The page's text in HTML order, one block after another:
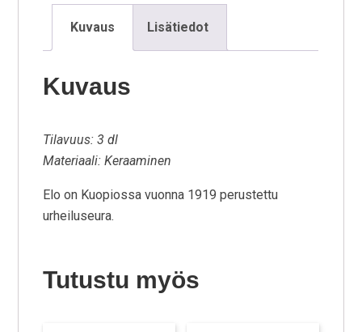
Kuvaus Lisätiedot
Kuvaus
Tilavuus: 3 dl
Materiaali: Keraaminen
Elo on Kuopiossa vuonna 1919 perustettu
urheiluseura.
Tutustu myös